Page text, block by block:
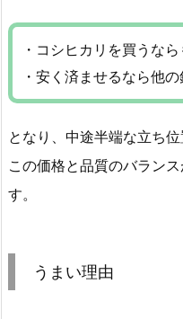
・コシヒカリを買うな
・安く済ませるなら他
となり、中途半端な立ち位
この価格と品質のバラン
す。
うまい理由